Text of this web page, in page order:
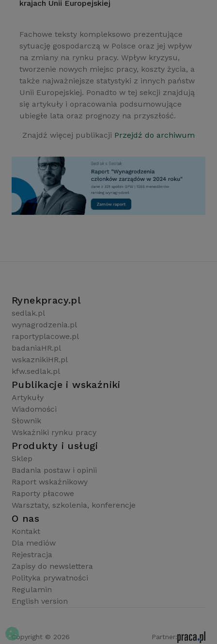
krajach Unii Europejskiej
Fachowe teksty kompleksowo prezentujące
sytuację gospodarczą w Polsce oraz jej wpływ
na zmiany na rynku pracy. Wpływ kryzysu,
tworzenie nowych miejsc pracy, koszty życia, a
także najważniejsze statystyki z innych państw
Unii Europejskiej. Ponadto w tej sekcji znajdują
się artykuły i opracowania podsumowujące
ubiegłe lata oraz prognozy na przyszłość.
Znajdź więcej publikacji Przejdź do archiwum
Rynekpracy.pl
sedlak.pl
wynagrodzenia.pl
raportyplacowe.pl
badaniaHR.pl
wskaznikiHR.pl
kfw.sedlak.pl
Publikacje i wskaźniki
Artykuły
Wiadomości
Słownik
Wskaźniki rynku pracy
Produkty i usługi
Sklep
Badania postaw i opinii
Raport wskaźnikowy
Raporty płacowe
Warsztaty, szkolenia, konferencje
O nas
Kontakt
Dla mediów
Rejestracja
Zapisy do newslettera
Polityka prywatności
Regulamin
English version
Copyright © 2026 Partner: